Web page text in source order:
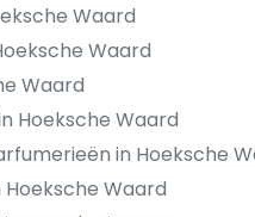
Waard
Waard
Waard
Hoeksche Waard
in Hoeksche
Waard